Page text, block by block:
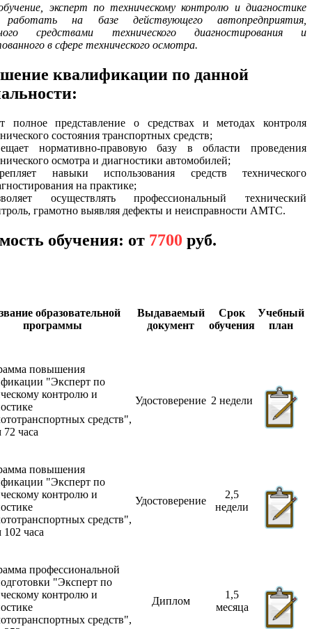
эксперт по техническому контролю и диагностике
на базе действующего автопредприятия,
средствами технического диагностирования и
в сфере технического осмотра.
квалификации по данной
полное представление о средствах и методах контроля
состояния транспортных средств;
нормативно-правовую базу в области проведения
осмотра и диагностики автомобилей;
навыки использования средств технического
на практике;
осуществлять профессиональный технический
грамотно выявляя дефекты и неисправности АМТС.
обучения: от 7700 руб.
образовательной
программы
Выдаваемый
документ
Срок
обучения
Учебный
план
повышения
"Эксперт по
контролю и
средств",
72 часа
Удостоверение 2 недели
повышения
"Эксперт по
контролю и
средств",
102 часа
Удостоверение
2,5
недели
профессиональной
"Эксперт по
контролю и
средств",
Диплом
1,5
месяца